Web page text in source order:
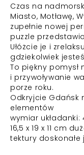
Czas na
Miasto, Motławę,
zupełnie nowej
puzzle
Ułóżcie je i
gdziekolwiek
To piękny pomysł
i przywoływanie
porze roku.
Odkryjcie Gdańsk
elementów
wymiar
16,5 x 19 x 11 cm
tektury doskonałe